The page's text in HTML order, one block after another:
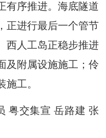
序推进。海底隧道
正进行最后一个管节
西人工岛正稳步推进
及附属设施施工；伶
工。
粤交集宣 岳路建 张